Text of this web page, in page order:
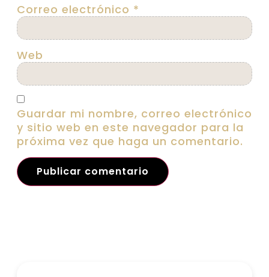
Correo electrónico *
Web
Guardar mi nombre, correo electrónico
y sitio web en este navegador para la
próxima vez que haga un comentario.